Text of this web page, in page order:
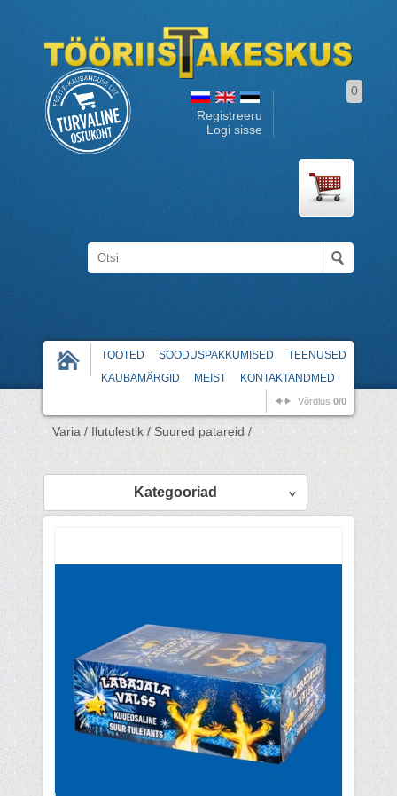
Registreeru
Logi sisse
0
TOOTED SOODUSPAKKUMISED
TEENUSED
KAUBAMÄRGID
MEIST KONTAKTANDMED
Võrdlus 0/0
Varia / Ilutulestik / Suured patareid /
Kategooriad